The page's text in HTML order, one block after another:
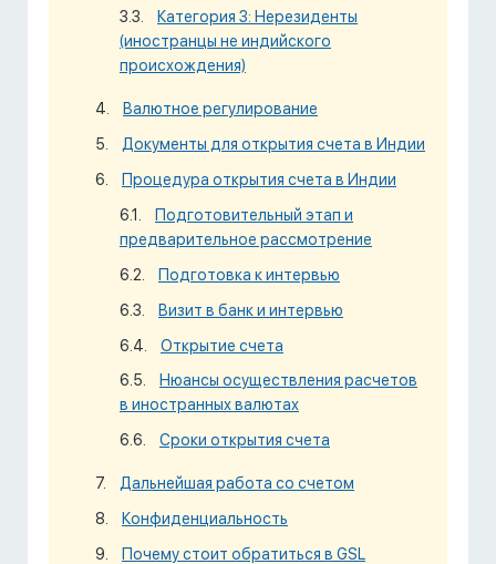
Категория 3: Нерезиденты
(иностранцы не индийского
происхождения)
Валютное регулирование
Документы для открытия счета в Индии
Процедура открытия счета в Индии
Подготовительный этап и
предварительное рассмотрение
Подготовка к интервью
Визит в банк и интервью
Открытие счета
Нюансы осуществления расчетов
в иностранных валютах
Сроки открытия счета
Дальнейшая работа со счетом
Конфиденциальность
Почему стоит обратиться в GSL